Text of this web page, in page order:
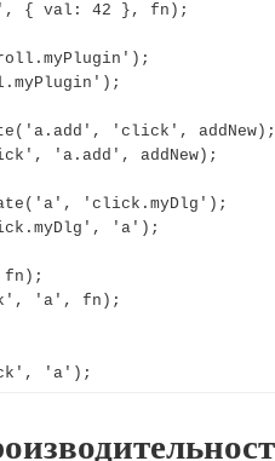
{ val: 42 }, fn);
'click', addNew);
'a.add', addNew);
'click.myDlg');
'a');
'a', fn);
'a');